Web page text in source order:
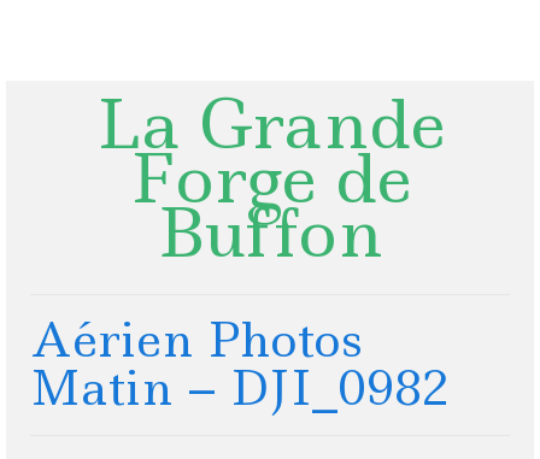
La Grande
Forge de
Buffon
Aérien Photos
Matin – DJI_0982